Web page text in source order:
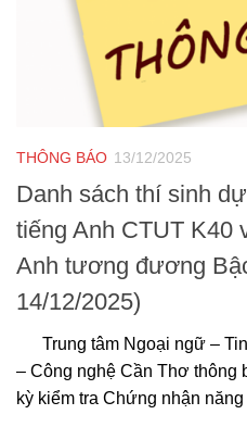
THÔNG BÁO 13/12/2025
Danh sách thí sinh
tiếng Anh CTUT K40
Anh tương đương
14/12/2025)
Trung tâm Ngoại ngữ –
– Công nghệ Cần Thơ thông
kỳ kiểm tra Chứng nhận